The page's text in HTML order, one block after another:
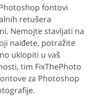
fontovi
retušera
Nemojte stavljati na
naiđete, potražite
uklopiti u vaš
tim FixThePhoto
za Photoshop